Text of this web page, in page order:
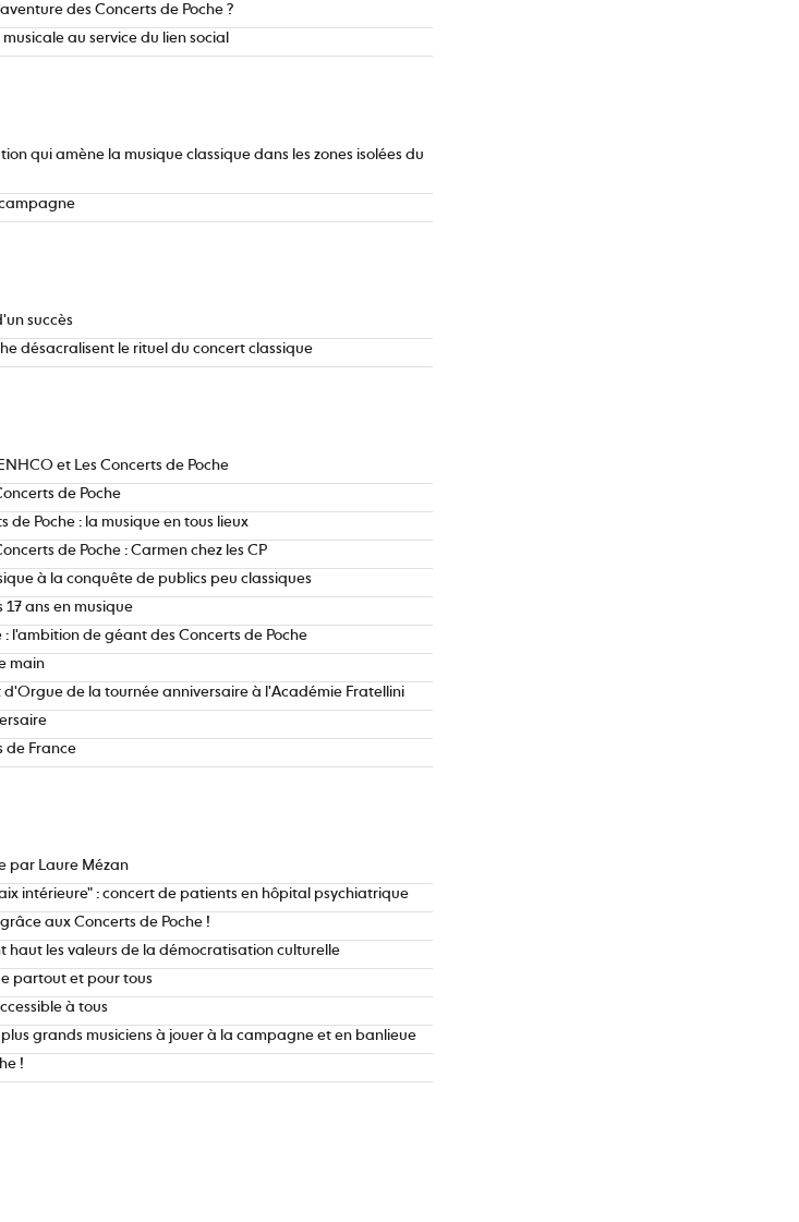
des Concerts de Poche ?
musicale au service du lien social
qui amène la musique classique dans les zones isolées du
campagne
succès
désacralisent le rituel du concert classique
et Les Concerts de Poche
de Poche
de Poche : la musique en tous lieux
de Poche : Carmen chez les CP
à la conquête de publics peu classiques
17 ans en musique
l'ambition de géant des Concerts de Poche
main
d'Orgue de la tournée anniversaire à l'Académie Fratellini
de France
par Laure Mézan
intérieure" : concert de patients en hôpital psychiatrique
aux Concerts de Poche !
haut les valeurs de la démocratisation culturelle
partout et pour tous
à tous
grands musiciens à jouer à la campagne et en banlieue
!